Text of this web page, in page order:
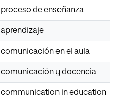
proceso de enseñanza
aprendizaje
comunicación en el aula
comunicación y docencia
communication in education